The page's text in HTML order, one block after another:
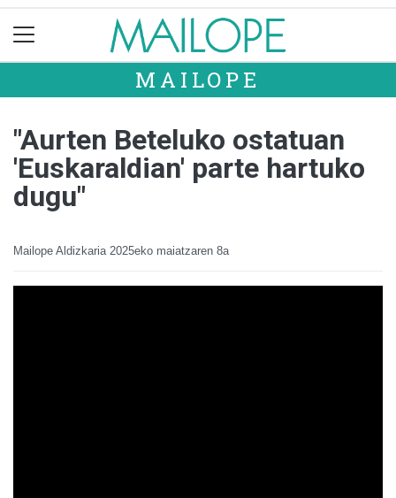
MAILOPE
"Aurten Beteluko ostatuan
'Euskaraldian' parte hartuko
dugu"
Mailope Aldizkaria 2025eko maiatzaren 8a